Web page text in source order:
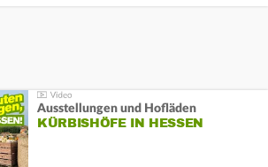
Ausstellungen und Hofläden
KÜRBISHÖFE IN HESSEN